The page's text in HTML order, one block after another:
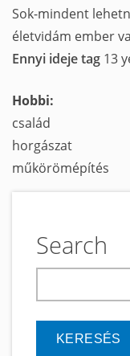
Sok-mindent
életvidám ember
Ennyi ideje tag 13
Hobbi:
család
horgászat
műkörömépítés
Search